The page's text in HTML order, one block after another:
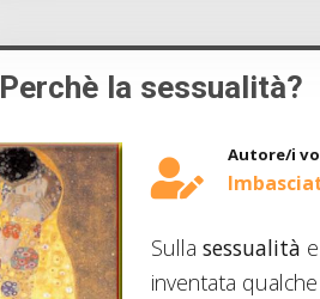
Perchè la sessualità?
Autore/i
Sulla sessualità
inventata